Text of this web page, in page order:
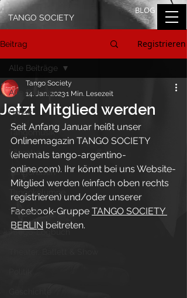
BLOG
TANGO SOCIETY
Beitrag Registrieren
Alle Beiträge
On Air
Tangomusik
Literatur
Tangoreisen
Tangokolumne
Tangofilm
Tango-Logbuch
Alle Beiträge
Jetzt Mitglied werden
Tango Society
14. Jan. 20231 Min. Lesezeit
Seit Anfang Januar heißt unser
Onlinemagazin TANGO SOCIETY
(ehemals tango-argentino-
online.com). Ihr könnt bei uns Website-
Mitglied werden (einfach oben rechts
registrieren) und/oder unserer
Facebook-Gruppe TANGO SOCIETY
BERLIN beitreten.